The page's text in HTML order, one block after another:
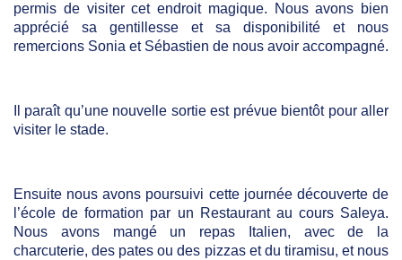
permis de visiter cet endroit magique. Nous avons bien
apprécié sa gentillesse et sa disponibilité et nous
remercions Sonia et Sébastien de nous avoir accompagné.
Il paraît qu’une nouvelle sortie est prévue bientôt pour aller
visiter le stade.
Ensuite nous avons poursuivi cette journée découverte de
l’école de formation par un Restaurant au cours Saleya.
Nous avons mangé un repas Italien, avec de la
charcuterie, des pates ou des pizzas et du tiramisu, et nous